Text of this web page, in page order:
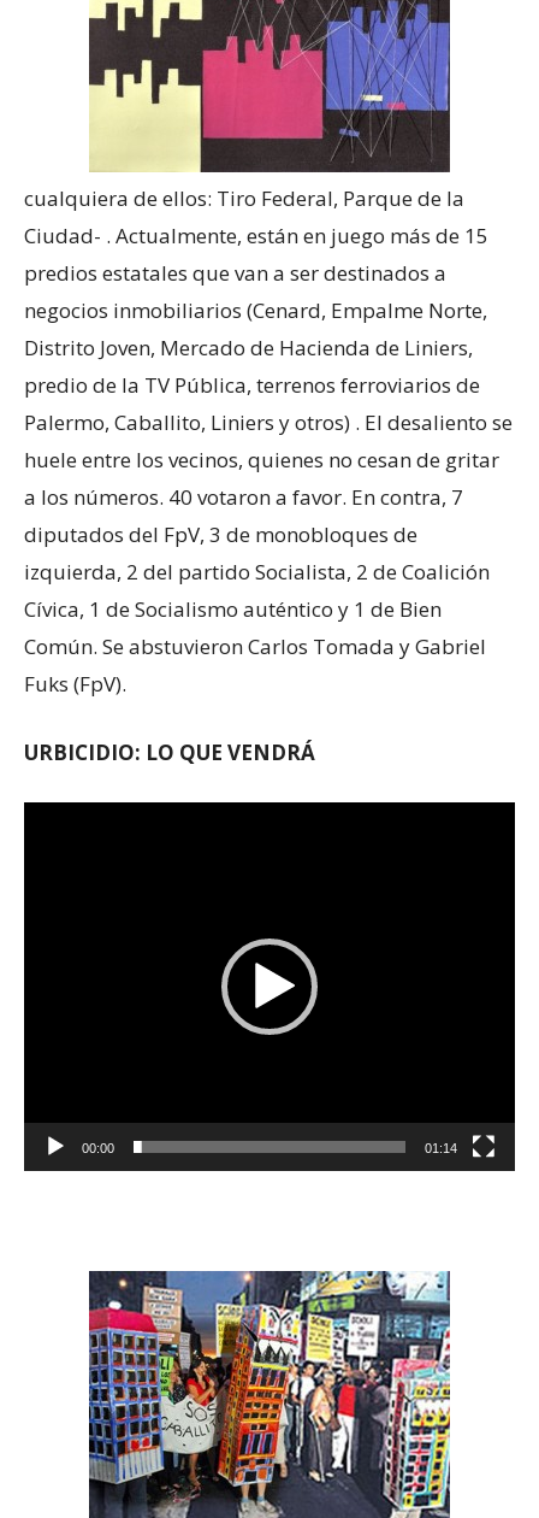
cualquiera de ellos: Tiro Federal, Parque de la
Ciudad- . Actualmente, están en juego más de 15
predios estatales que van a ser destinados a
negocios inmobiliarios (Cenard, Empalme Norte,
Distrito Joven, Mercado de Hacienda de Liniers,
predio de la TV Pública, terrenos ferroviarios de
Palermo, Caballito, Liniers y otros) . El desaliento se
huele entre los vecinos, quienes no cesan de gritar
a los números. 40 votaron a favor. En contra, 7
diputados del FpV, 3 de monobloques de
izquierda, 2 del partido Socialista, 2 de Coalición
Cívica, 1 de Socialismo auténtico y 1 de Bien
Común. Se abstuvieron Carlos Tomada y Gabriel
Fuks (FpV).
URBICIDIO: LO QUE VENDRÁ
00:00 01:14